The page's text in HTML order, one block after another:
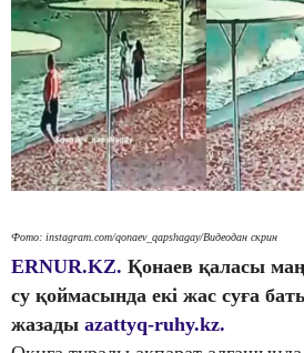
Фото: instagram.com/qonaev_qapshagay/Видеодан скрин
ERNUR.KZ. Қонаев қаласы
су қоймасында екі жас суға
жазады azattyq-ruhy.kz.